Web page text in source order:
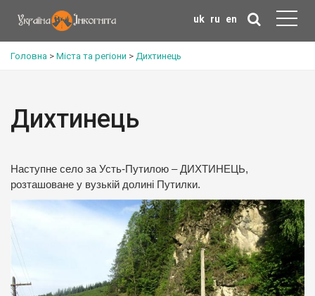
uk ru en
Головна > Міста та регіони > Дихтинець
Дихтинець
Наступне село за Усть-Путилою – ДИХТИНЕЦЬ,
розташоване у вузькій долині Путилки.